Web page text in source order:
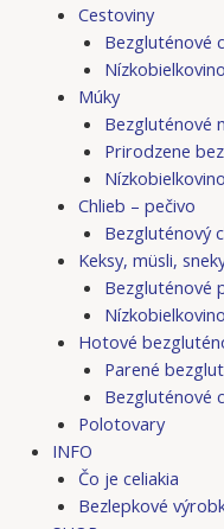
Cestoviny
Bezgluténové
Múky
Bezgluténové
Prirodzene
Chlieb – pečivo
Bezgluténový
Keksy, müsli,
Bezgluténové
Hotové
Parené
Bezgluténové
Polotovary
INFO
Čo je celiakia
Bezlepkové